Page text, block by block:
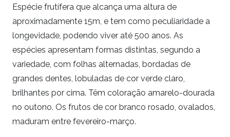
Espécie frutífera que alcança uma altura de
aproximadamente 15m, e tem como peculiaridade a
longevidade, podendo viver até 500 anos. As
espécies apresentam formas distintas, segundo a
variedade, com folhas alternadas, bordadas de
grandes dentes, lobuladas de cor verde claro,
brilhantes por cima. Têm coloração amarelo-dourada
no outono. Os frutos de cor branco rosado, ovalados,
maduram entre fevereiro-março.